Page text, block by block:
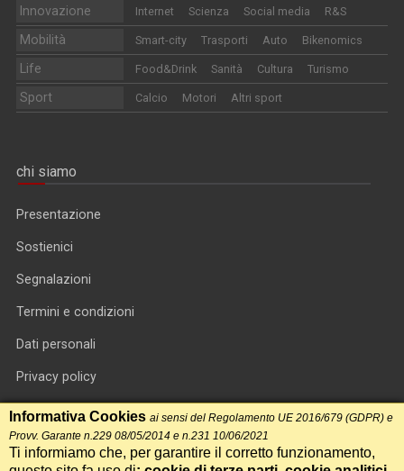
Innovazione Internet Scienza Social media R&S
Mobilità Smart-city Trasporti Auto Bikenomics
Life Food&Drink Sanità Cultura Turismo
Sport Calcio Motori Altri sport
chi siamo
Presentazione
Sostienici
Segnalazioni
Termini e condizioni
Dati personali
Privacy policy
Informativa cookie
RSS feed
Informativa Cookies ai sensi del Regolamento UE 2016/679 (GDPR) e
Provv. Garante n.229 08/05/2014 e n.231 10/06/2021
Ti informiamo che, per garantire il corretto funzionamento,